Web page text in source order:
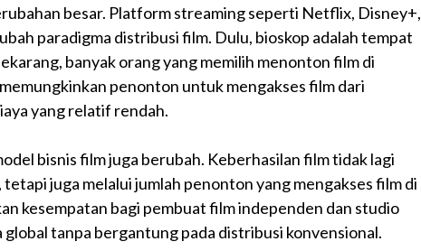
besar. Platform streaming seperti Netflix, Disney+,
paradigma distribusi film. Dulu, bioskop adalah tempat
banyak orang yang memilih menonton film di
penonton untuk mengakses film dari
yang relatif rendah.
bisnis film juga berubah. Keberhasilan film tidak lagi
juga melalui jumlah penonton yang mengakses film di
kesempatan bagi pembuat film independen dan studio
tanpa bergantung pada distribusi konvensional.